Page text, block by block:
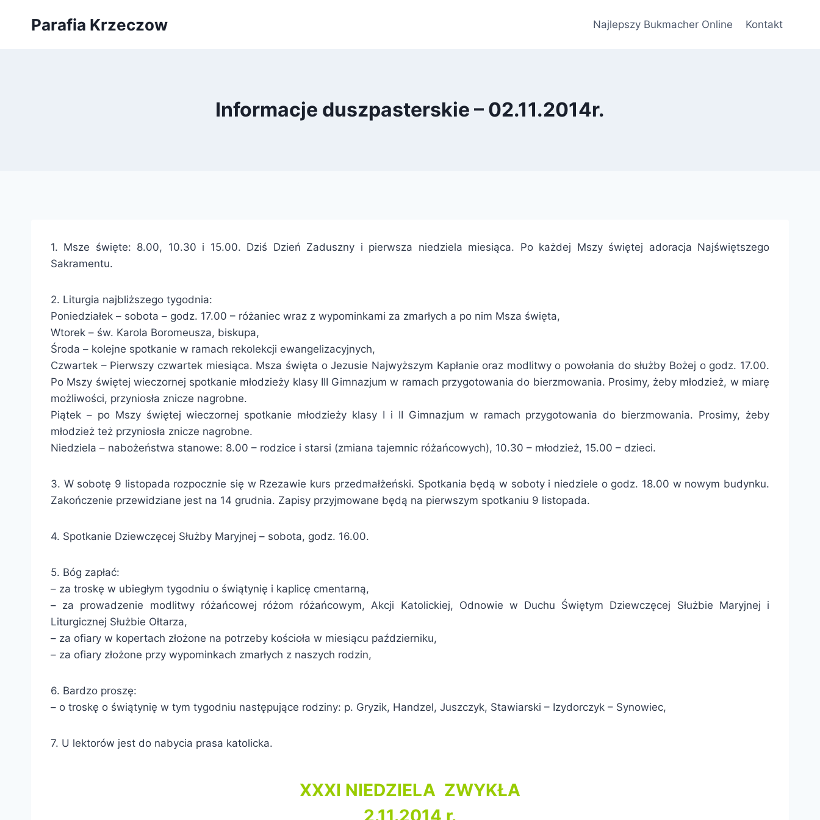
Parafia Krzeczow Najlepszy Bukmacher Online Kontakt
Informacje duszpasterskie – 02.11.2014r.
1. Msze święte: 8.00, 10.30 i 15.00. Dziś Dzień Zaduszny i pierwsza niedziela miesiąca. Po każdej Mszy świętej adoracja Najświętszego
Sakramentu.
2. Liturgia najbliższego tygodnia:
Poniedziałek – sobota – godz. 17.00 – różaniec wraz z wypominkami za zmarłych a po nim Msza święta,
Wtorek – św. Karola Boromeusza, biskupa,
Środa – kolejne spotkanie w ramach rekolekcji ewangelizacyjnych,
Czwartek – Pierwszy czwartek miesiąca. Msza święta o Jezusie Najwyższym Kapłanie oraz modlitwy o powołania do służby Bożej o godz. 17.00.
Po Mszy świętej wieczornej spotkanie młodzieży klasy III Gimnazjum w ramach przygotowania do bierzmowania. Prosimy, żeby młodzież, w miarę
możliwości, przyniosła znicze nagrobne.
Piątek – po Mszy świętej wieczornej spotkanie młodzieży klasy I i II Gimnazjum w ramach przygotowania do bierzmowania. Prosimy, żeby
młodzież też przyniosła znicze nagrobne.
Niedziela – nabożeństwa stanowe: 8.00 – rodzice i starsi (zmiana tajemnic różańcowych), 10.30 – młodzież, 15.00 – dzieci.
3. W sobotę 9 listopada rozpocznie się w Rzezawie kurs przedmałżeński. Spotkania będą w soboty i niedziele o godz. 18.00 w nowym budynku.
Zakończenie przewidziane jest na 14 grudnia. Zapisy przyjmowane będą na pierwszym spotkaniu 9 listopada.
4. Spotkanie Dziewczęcej Służby Maryjnej – sobota, godz. 16.00.
5. Bóg zapłać:
– za troskę w ubiegłym tygodniu o świątynię i kaplicę cmentarną,
– za prowadzenie modlitwy różańcowej różom różańcowym, Akcji Katolickiej, Odnowie w Duchu Świętym Dziewczęcej Służbie Maryjnej i
Liturgicznej Służbie Ołtarza,
– za ofiary w kopertach złożone na potrzeby kościoła w miesiącu październiku,
– za ofiary złożone przy wypominkach zmarłych z naszych rodzin,
6. Bardzo proszę:
– o troskę o świątynię w tym tygodniu następujące rodziny: p. Gryzik, Handzel, Juszczyk, Stawiarski – Izydorczyk – Synowiec,
7. U lektorów jest do nabycia prasa katolicka.
XXXI NIEDZIELA ZWYKŁA
2.11.2014 r.